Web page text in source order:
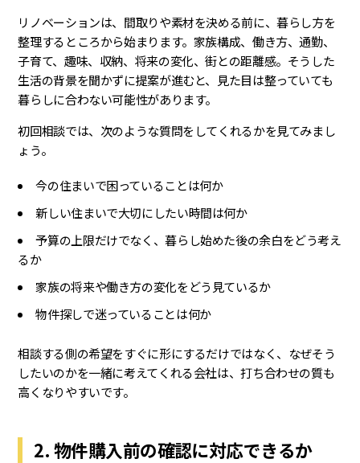
リノベーションは、間取りや素材を決める前に、暮らし方を
整理するところから始まります。家族構成、働き方、通勤、
子育て、趣味、収納、将来の変化、街との距離感。そうした
生活の背景を聞かずに提案が進むと、見た目は整っていても
暮らしに合わない可能性があります。
初回相談では、次のような質問をしてくれるかを見てみまし
ょう。
今の住まいで困っていることは何か
新しい住まいで大切にしたい時間は何か
予算の上限だけでなく、暮らし始めた後の余白をどう考え
るか
家族の将来や働き方の変化をどう見ているか
物件探しで迷っていることは何か
相談する側の希望をすぐに形にするだけではなく、なぜそう
したいのかを一緒に考えてくれる会社は、打ち合わせの質も
高くなりやすいです。
2. 物件購入前の確認に対応できるか